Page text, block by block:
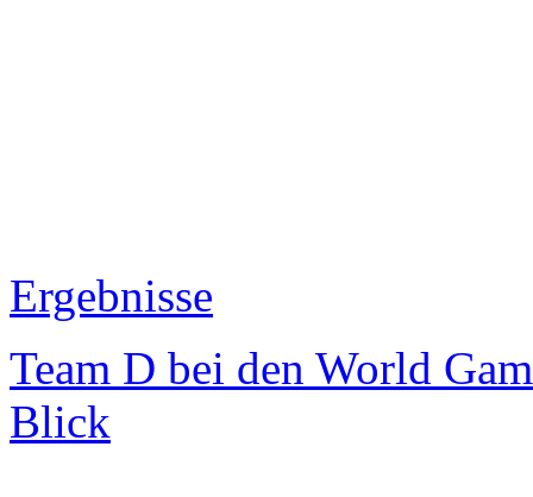
Ergebnisse
Team D bei den World
Blick